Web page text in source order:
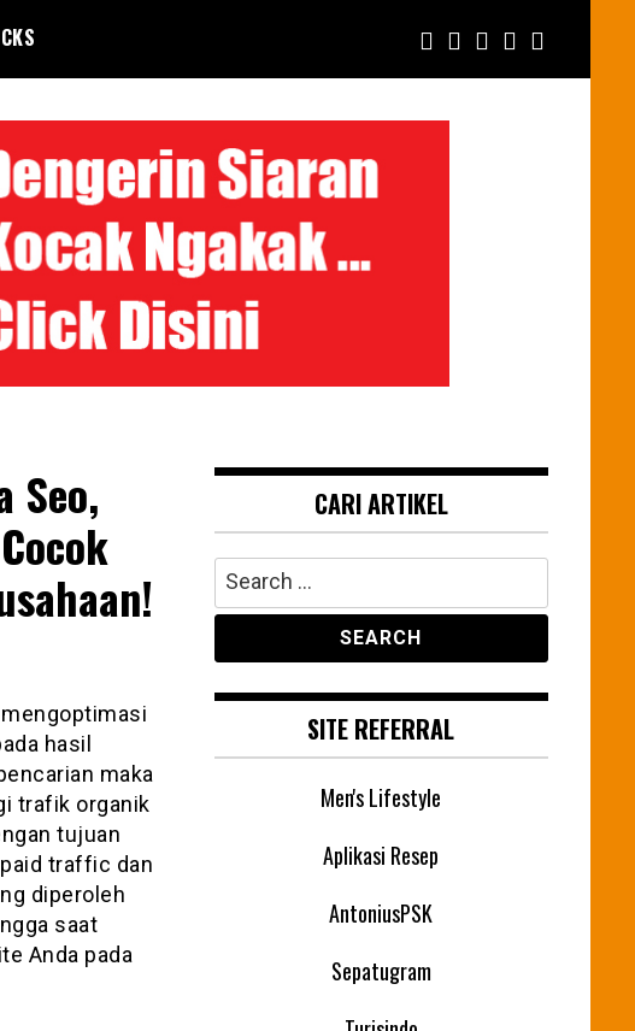
Seo,
hasil
maka
trafik organik
tujuan
traffic dan
diperoleh
saat
Anda pada
CARI ARTIKEL
Search
for:
SITE REFERRAL
Men's Lifestyle
Aplikasi Resep
AntoniusPSK
Sepatugram